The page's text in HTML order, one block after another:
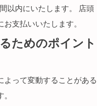
以内にいたします。 店頭
お支払いいたします。
ためのポイント
よって変動することがある